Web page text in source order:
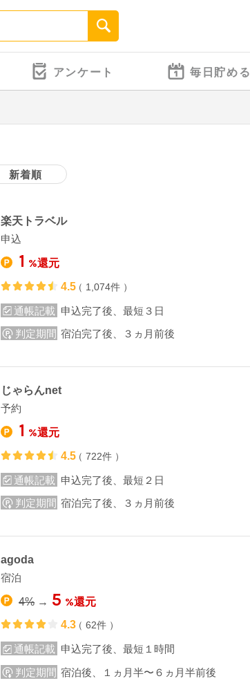
アンケート 毎日貯める
新着順
楽天トラベル
申込
1 %還元
4.5（ 1,074件 ）
通帳記載 申込完了後、最短３日
判定期間 宿泊完了後、３ヵ月前後
じゃらんnet
予約
1 %還元
4.5（ 722件 ）
通帳記載 申込完了後、最短２日
判定期間 宿泊完了後、３ヵ月前後
agoda
宿泊
4% → 5 %還元
4.3（ 62件 ）
通帳記載 申込完了後、最短１時間
判定期間 宿泊後、１ヵ月半〜６ヵ月半前後